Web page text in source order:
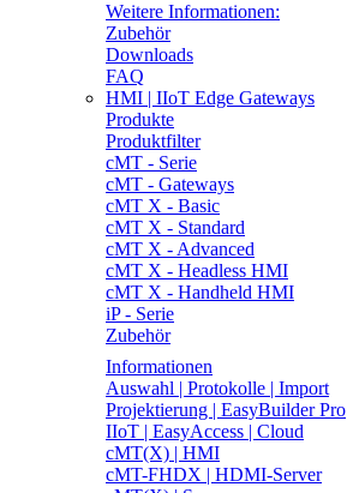
Weitere Informationen:
Zubehör
Downloads
FAQ
HMI | IIoT Edge Gateways
Produkte
Produktfilter
cMT - Serie
cMT - Gateways
cMT X - Basic
cMT X - Standard
cMT X - Advanced
cMT X - Headless HMI
cMT X - Handheld HMI
iP - Serie
Zubehör
Informationen
Auswahl | Protokolle | Import
Projektierung | EasyBuilder Pro
IIoT | EasyAccess | Cloud
cMT(X) | HMI
cMT-FHDX | HDMI-Server